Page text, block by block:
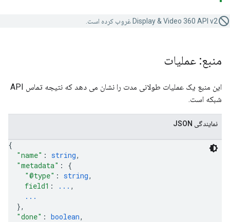
Display & Video 360 API v2 غروب کرده است.
منبع: عملیات
این منبع یک عملیات طولانی مدت را نشان می دهد که نتیجه تماس API
شبکه است.
نمایندگی JSON
{
"name" : string,
"metadata" : {
"@type" : string,
field1 : ... ,
...
},
"done" : boolean,